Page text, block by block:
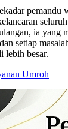
pemandu
ia yang
setiap
lebih besar.
Umroh